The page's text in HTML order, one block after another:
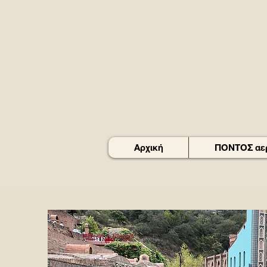
Αρχική ΠΟΝΤΟΣ